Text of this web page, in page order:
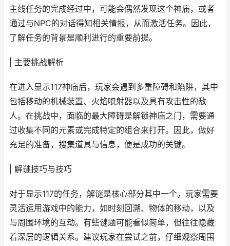
主线任务的完成经过中，可能会偶然发现这个神庙，或者
通过与NPC的对话得知相关情报，从而激活任务。因此，
了解任务的背景是顺利进行的重要前提。
| 主要挑战解析
在进入显示117神庙后，玩家会遇到多重障碍和陷阱，其中
包括移动的机械装置、火焰喷射器以及具有攻击性的敌
人。在挑战中，面临的最大障碍是解锁神庙之门，需要通
过收集不同的元素或完成特定的组合来打开。因此，做好
充足的准备，搜集道具与信息，便是成功的关键。
| 解谜技巧与技巧
对于显示117的任务，解谜是核心部分其中一个。玩家需要
灵活运用游戏中的能力，如时刻回溯、物体的移动，以及
与周围环境的互动。有些谜题可能看似简单，但往往隐藏
着深层的逻辑关系。建议玩家在尝试之前，仔细观察周围